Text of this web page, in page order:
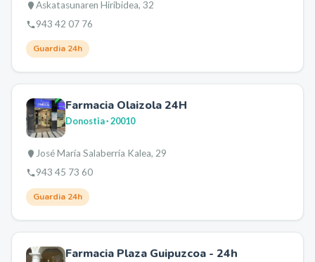
Askatasunaren Hiribidea, 32
943 42 07 76
Guardia 24h
Farmacia Olaizola 24H
Donostia· 20010
José María Salaberría Kalea, 29
943 45 73 60
Guardia 24h
Farmacia Plaza Guipuzcoa - 24h